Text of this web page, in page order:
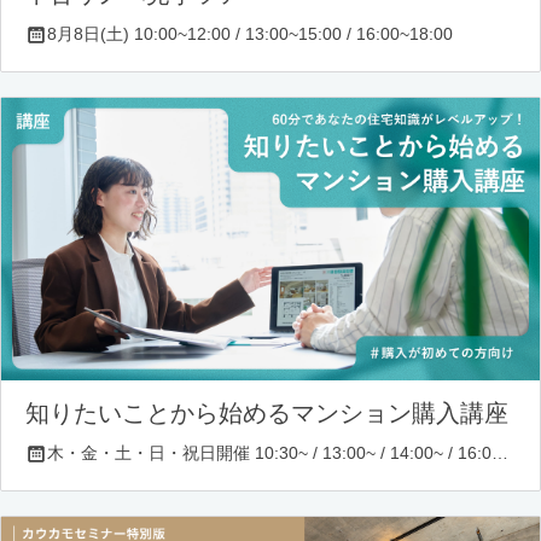
8月8日(土) 10:00~12:00 / 13:00~15:00 / 16:00~18:00
知りたいことから始めるマンション購入講座
木・金・土・日・祝日開催 10:30~ / 13:00~ / 14:00~ / 16:00~ / 17:00~/ 18:30~/ 19:30~